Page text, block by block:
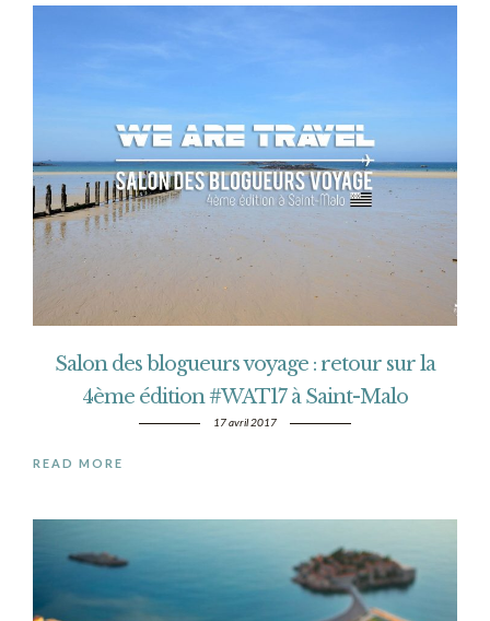
Salon des blogueurs voyage : retour sur la
4ème édition #WAT17 à Saint-Malo
17 avril 2017
READ MORE